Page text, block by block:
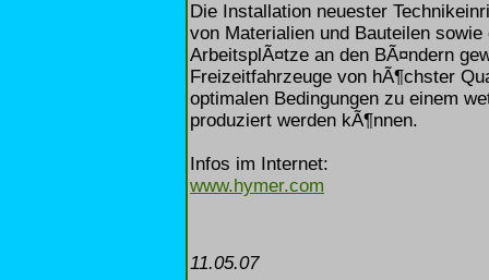
Die Installation neuester
von Materialien und Bauteilen
ArbeitsplÃ¤tze an den BÃ¤ndern
Freizeitfahrzeuge von hÃ¶chster
optimalen Bedingungen zu einem
produziert werden kÃ¶nnen.
Infos im Internet:
www.hymer.com
11.05.07